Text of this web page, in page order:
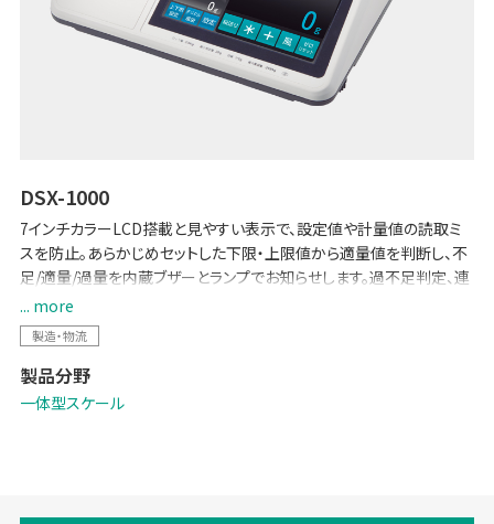
DSX-1000
7インチカラーLCD搭載と見やすい表示で、設定値や計量値の読取ミ
スを防止。あらかじめセットした下限・上限値から適量値を判断し、不
足/適量/過量を内蔵ブザーとランプでお知らせします。過不足判定、連
番、加算印字など、豊富な印字機能がさまざま管理を実現します。（プ
リンター内蔵型） 標準装備のRS-232Cとセットポイント出力により、パ
ソコンや外部プリンター（オプション）への計量データの送信も可能。さ
らに外部機器の制御も可能です。ワイドなスケール皿は270.9 x 198.4
(mm)
... more
製造・物流
製品分野
一体型スケール